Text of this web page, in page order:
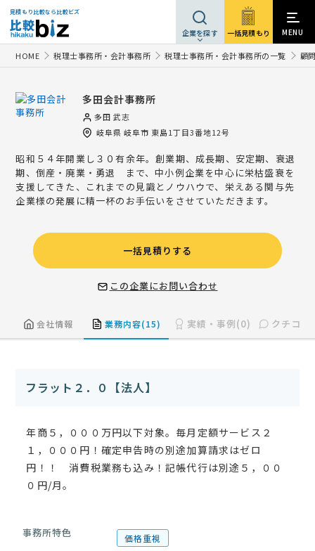
見積もり比較なら比較ビズ
企業を探す 一括見積もり MENU
HOME 税理士事務所・会計事務所 税理士事務所・会計事務所の一覧 顧
多田会計事務所
多田 武志
岐阜県 岐阜市 東島1丁目3番地12号
昭和５４年開業し３０有余年。創業期、成長期、安定期、衰退
期、倒産・廃業・勇退 まで、中小例企業を中心に栄枯盛衰を
支援してきた、これまでの見識とノウハウで、栄えある関与先
企業様の発展に精一杯のお手伝いをさせていただきます。
一括見積りする
この企業にお問い合わせ
会社情報 業務内容(15) 実績・事例(0) クチコ
フラット２．０【法人】
年商５，０００万円以下対象。毎月定額サービス２
１，０００円！確定申告時の別途加算請求はゼロ
円！！ 消費税業務も込み！記帳代行は別途５，００
０円/月。
事務所特色 価格重視